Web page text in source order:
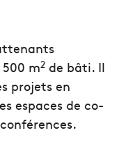
m2 de bâti. Il
projets en
espaces de co-